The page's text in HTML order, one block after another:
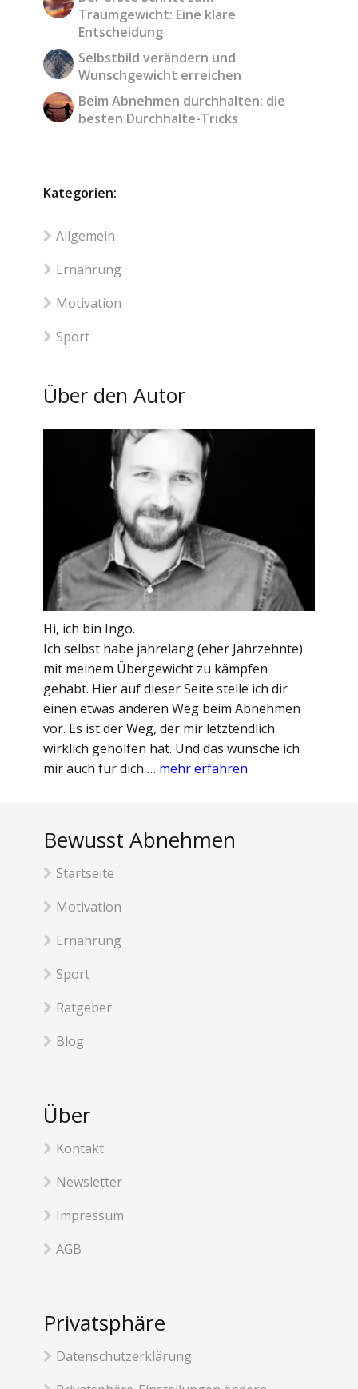
Traumgewicht: Eine klare
Entscheidung
Selbstbild verändern und
Wunschgewicht erreichen
Beim Abnehmen durchhalten: die
besten Durchhalte-Tricks
Kategorien:
Allgemein
Ernährung
Motivation
Sport
Über den Autor
Hi, ich bin Ingo.
Ich selbst habe jahrelang (eher Jahrzehnte)
mit meinem Übergewicht zu kämpfen
gehabt. Hier auf dieser Seite stelle ich dir
einen etwas anderen Weg beim Abnehmen
vor. Es ist der Weg, der mir letztendlich
wirklich geholfen hat. Und das wünsche ich
mir auch für dich … mehr erfahren
Bewusst Abnehmen
Startseite
Motivation
Ernährung
Sport
Ratgeber
Blog
Über
Kontakt
Newsletter
Impressum
AGB
Privatsphäre
Datenschutzerklärung